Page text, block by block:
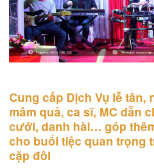
Cung cấp Dịch Vụ lễ tân,
mâm quả, ca sĩ, MC dẫn
cưới, danh hài… góp
cho buổi tiệc quan trọng
cặp đôi